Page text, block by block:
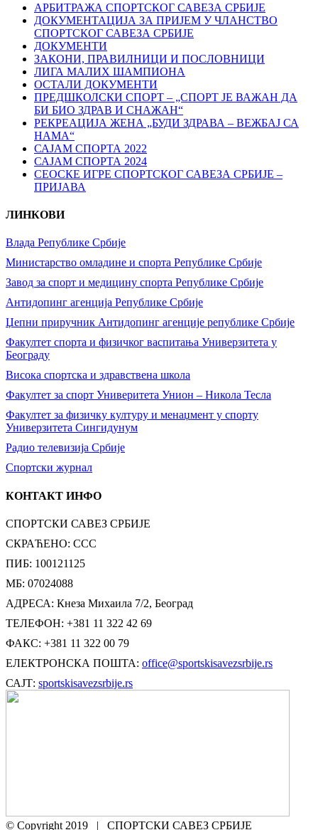
АРБИТРАЖА СПОРТСКОГ САВЕЗА СРБИЈЕ
ДОКУМЕНТАЦИЈА ЗА ПРИЈЕМ У ЧЛАНСТВО
СПОРТСКОГ САВЕЗА СРБИЈЕ
ДОКУМЕНТИ
ЗАКОНИ, ПРАВИЛНИЦИ И ПОСЛОВНИЦИ
ЛИГА МАЛИХ ШАМПИОНА
ОСТАЛИ ДОКУМЕНТИ
ПРЕДШКОЛСКИ СПОРТ – „СПОРТ ЈЕ ВАЖАН ДА
БИ БИО ЗДРАВ И СНАЖАН“
РЕКРЕАЦИЈА ЖЕНА „БУДИ ЗДРАВА – ВЕЖБАЈ СА
НАМА“
САЈАМ СПОРТА 2022
САЈАМ СПОРТА 2024
СЕОСКЕ ИГРЕ СПОРТСКОГ САВЕЗА СРБИЈЕ –
ПРИЈАВА
ЛИНКОВИ
Влада Републике Србије
Министарство омладине и спорта Републике Србије
Завод за спорт и медицину спорта Републике Србије
Антидопинг агенција Републике Србије
Џепни приручник Антидопинг агенције републике Србије
Факултет спорта и физичког васпитања Универзитета у
Београду
Висока спортска и здравствена школа
Факултет за спорт Универитета Унион – Никола Тесла
Факултет за физичку културу и менаџмент у спорту
Универзитета Сингидунум
Радио телевизија Србије
Спортски журнал
КОНТАКТ ИНФО
СПОРТСКИ САВЕЗ СРБИЈЕ
СКРАЋЕНО: ССС
ПИБ: 100121125
МБ: 07024088
АДРЕСА: Кнеза Михаила 7/2, Београд
ТЕЛЕФОН: +381 11 322 42 69
ФАКС: +381 11 322 00 79
ЕЛЕКТРОНСКА ПОШТА: office@sportskisavezsrbije.rs
САЈТ: sportskisavezsrbije.rs
© Copyright 2019 | СПОРТСКИ САВЕЗ СРБИЈЕ